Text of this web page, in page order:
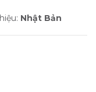
Nhật Bản